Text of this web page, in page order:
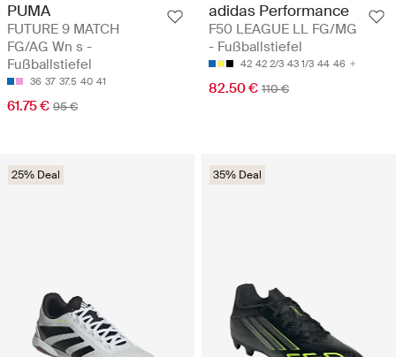
PUMA
FUTURE 9 MATCH
FG/AG Wn s -
Fußballstiefel
36 37 37.5 40 41
61.75 € 95 €
adidas Performance
F50 LEAGUE LL FG/MG
- Fußballstiefel
42 42 2/3 43 1/3 44 46
82.50 € 110 €
25% Deal 35% Deal